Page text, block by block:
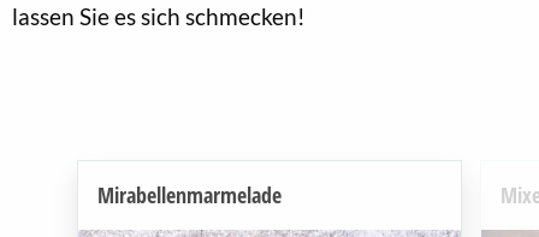
lassen Sie es sich schmecken!
Mirabellenmarmelade